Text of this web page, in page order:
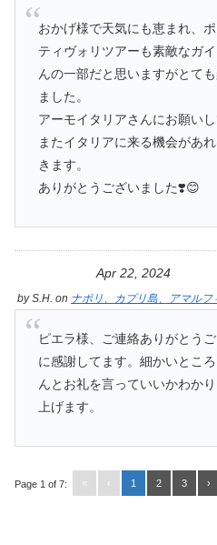
おかげ様で天気にも恵まれ、
ティヴォリツアーも素敵なガ
んの一部だと思いますがとて
ました。
アーモイタリアさんにお願いし
またイタリアに来る機会があ
きます。
ありがとうございました❣️😊
Apr 22, 2024
byS.H. on ナポリ、カプリ島、アマルフ
ピエラ様、ご連絡ありがとう
に感謝してます。細かいとこ
んとお礼を言っていいかわか
上げます。
Page 1 of 7: « ‹ 1 2 3 ›